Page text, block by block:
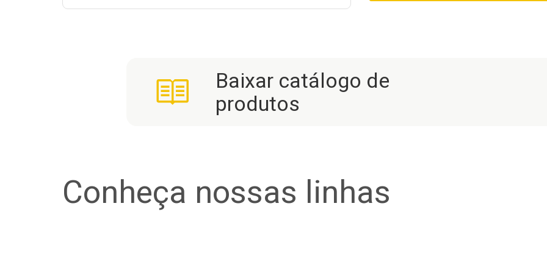
Baixar catálogo de
produtos
Conheça nossas linhas